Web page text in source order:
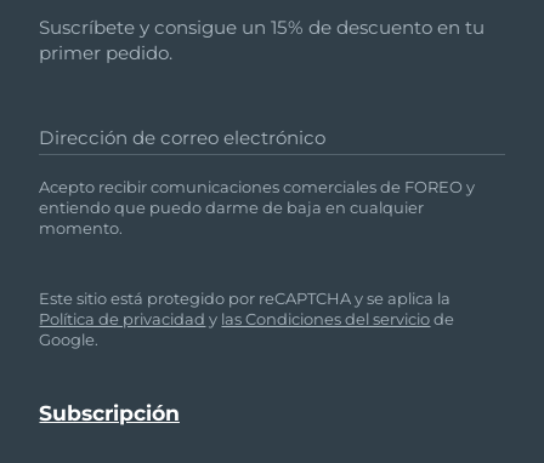
Suscríbete y consigue un 15% de descuento en tu
primer pedido.
Dirección de correo electrónico
Acepto recibir comunicaciones comerciales de FOREO y
entiendo que puedo darme de baja en cualquier
momento.
Este sitio está protegido por reCAPTCHA y se aplica la
Política de privacidad y las Condiciones del serviciode
Google.